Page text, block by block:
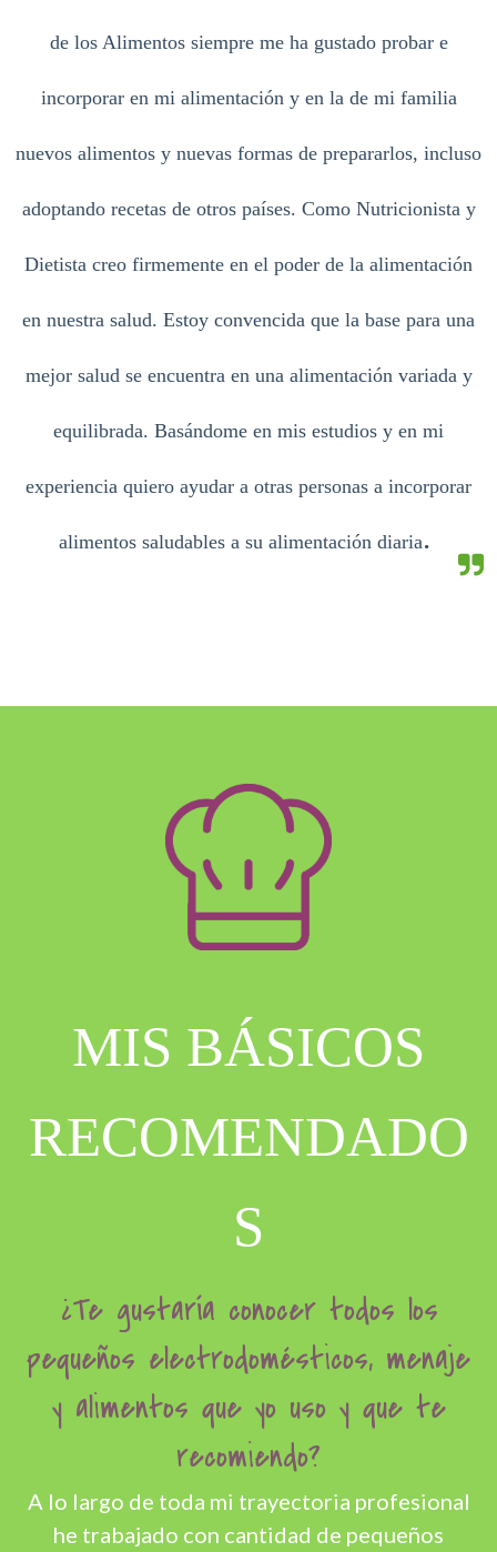
de los Alimentos siempre me ha gustado probar e
incorporar en mi alimentación y en la de mi familia
nuevos alimentos y nuevas formas de prepararlos, incluso
adoptando recetas de otros países. Como Nutricionista y
Dietista creo firmemente en el poder de la alimentación
en nuestra salud. Estoy convencida que la base para una
mejor salud se encuentra en una alimentación variada y
equilibrada. Basándome en mis estudios y en mi
experiencia quiero ayudar a otras personas a incorporar
alimentos saludables a su alimentación diaria.
MIS BÁSICOS
RECOMENDADO
S
¿Te gustaría conocer todos los
pequeños electrodomésticos, menaje
y alimentos que yo uso y que te
recomiendo?
A lo largo de toda mi trayectoria profesional
he trabajado con cantidad de pequeños